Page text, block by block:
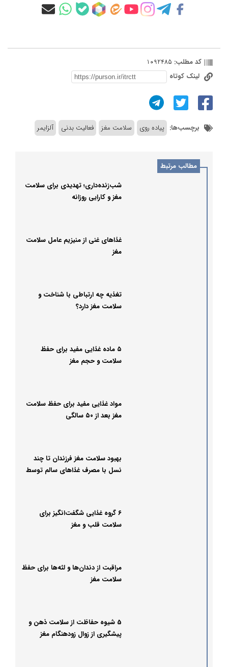
کد مطلب: 1092485
لینک کوتاه
برچسب‌ها: پیاده روی سلامت مغز فعالیت بدنی آلزایمر
مطالب مرتبط
شب‌زنده‌داری؛ تهدیدی برای سلامت
مغز و کارایی روزانه
غذاهای غنی از منیزیم عامل سلامت
مغز
تغذیه چه ارتباطی با شناخت و
سلامت مغز دارد؟
۵ ماده غذایی مفید برای حفظ
سلامت و حجم مغز
مواد غذایی مفید برای حفظ سلامت
مغز بعد از ۵۰ سالگی
بهبود سلامت مغز فرزندان تا چند
نسل با مصرف غذاهای سالم توسط
۶ گروه غذایی شگفت‌انگیز برای
سلامت قلب و مغز
مراقبت از دندان‌ها و لثه‌ها برای حفظ
سلامت مغز
5 شیوه حفاظت از سلامت ذهن و
پیشگیری از زوال زودهنگام مغز